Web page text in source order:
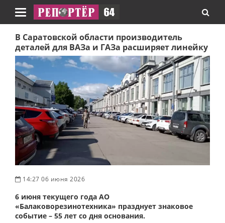
Навигация
В Саратовской области производитель
деталей для ВАЗа и ГАЗа расширяет линейку
14:27 06 июня 2026
6 июня текущего года АО
«Балаковорезинотехника» празднует знаковое
событие – 55 лет со дня основания.